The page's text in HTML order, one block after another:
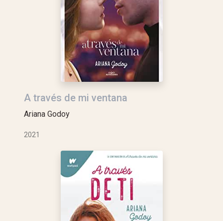
A través de mi ventana
Ariana Godoy
2021